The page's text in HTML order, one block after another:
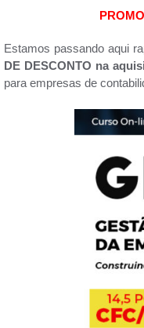
Estamos passando aqui
DE DESCONTO na
para empresas de